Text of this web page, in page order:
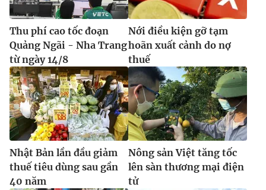
Thu phí cao tốc đoạn
Quảng Ngãi - Nha Trang
từ ngày 14/8
Nới điều kiện gỡ tạm
hoãn xuất cảnh do nợ
thuế
Nhật Bản lần đầu giảm
thuế tiêu dùng sau gần
40 năm
Nông sản Việt tăng tốc
lên sàn thương mại điện
tử